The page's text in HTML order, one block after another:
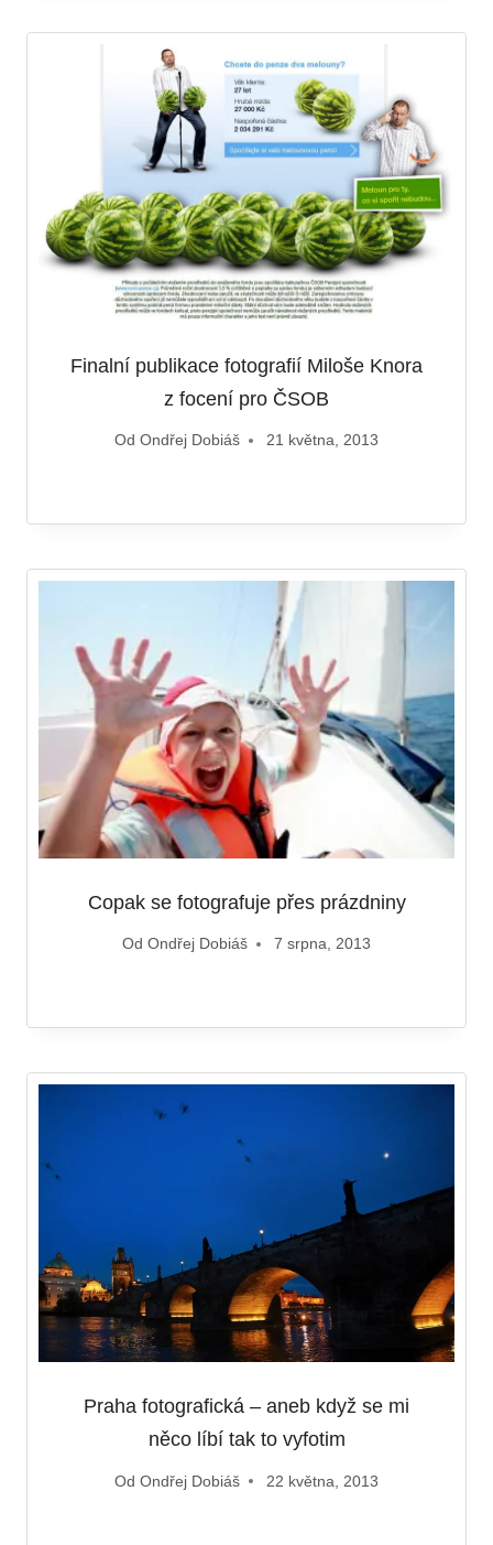
Finalní publikace fotografií Miloše Knora
z focení pro ČSOB
Od Ondřej Dobiáš 21 května, 2013
Copak se fotografuje přes prázdniny
Od Ondřej Dobiáš 7 srpna, 2013
Praha fotografická – aneb když se mi
něco líbí tak to vyfotim
Od Ondřej Dobiáš 22 května, 2013